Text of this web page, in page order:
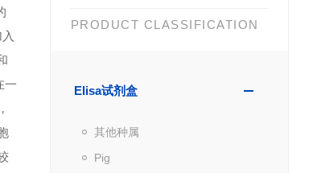
PRODUCT CLASSIFICATION
Elisa试剂盒
其他种属
Pig
一